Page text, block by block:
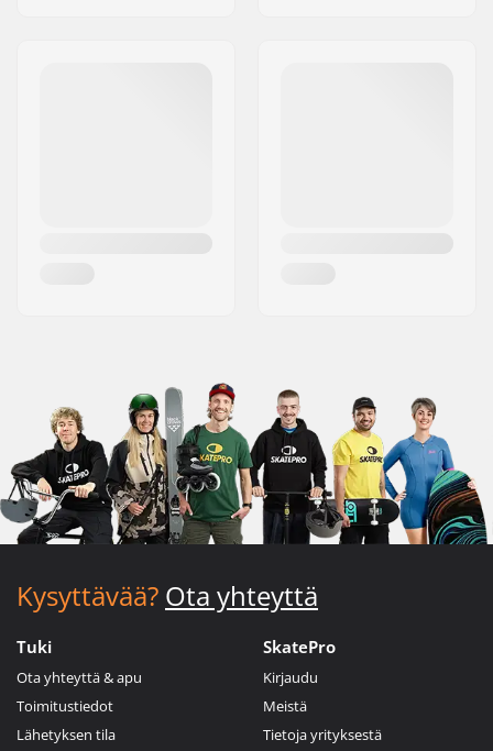
Kysyttävää? Ota yhteyttä
Tuki
Ota yhteyttä & apu
Toimitustiedot
Lähetyksen tila
SkatePro
Kirjaudu
Meistä
Tietoja yrityksestä